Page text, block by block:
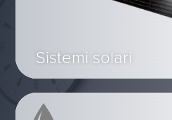
Sistemi solari